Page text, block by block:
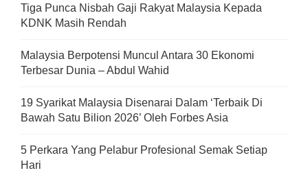
Tiga Punca Nisbah Gaji Rakyat Malaysia Kepada
KDNK Masih Rendah
Malaysia Berpotensi Muncul Antara 30 Ekonomi
Terbesar Dunia – Abdul Wahid
19 Syarikat Malaysia Disenarai Dalam ‘Terbaik Di
Bawah Satu Bilion 2026’ Oleh Forbes Asia
5 Perkara Yang Pelabur Profesional Semak Setiap
Hari